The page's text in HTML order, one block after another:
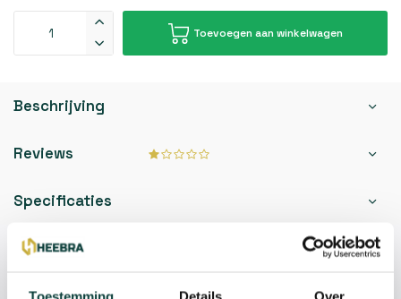
Toevoegen aan winkelwagen
Beschrijving
Reviews
Specificaties